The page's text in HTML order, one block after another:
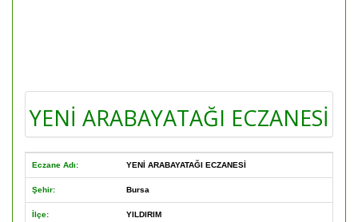
YENİ ARABAYATAĞI ECZANESİ
Eczane Adı: YENİ ARABAYATAĞI ECZANESİ
Şehir: Bursa
İlçe: YILDIRIM